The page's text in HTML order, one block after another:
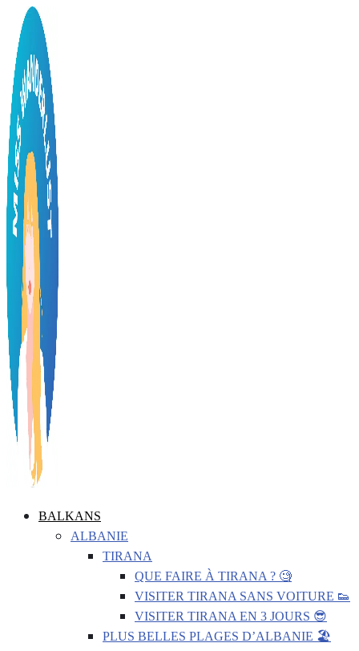
BALKANS
ALBANIE
TIRANA
QUE FAIRE À TIRANA ? 🧐
VISITER TIRANA SANS VOITURE 👟
VISITER TIRANA EN 3 JOURS 😎
PLUS BELLES PLAGES D’ALBANIE 🏖️